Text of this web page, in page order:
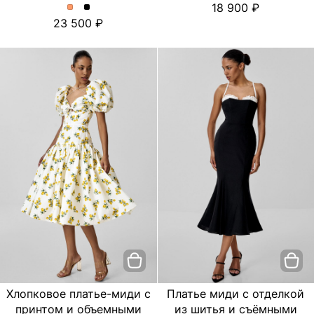
Платье
миди
отделкой
из
шитья
и
съёмными
бретелями.
Цвет
Персиковый
Платье
миди
отделкой
из
шитья
и
съёмными
бретелями.
Цвет
Черный
23 500
платье
принтом.
Цвет
пудровый
платье
принтом.
Цвет
Черный
18 900
Хлопковое платье-миди с
принтом и объемными
Платье миди с отделкой
из шитья и съёмными